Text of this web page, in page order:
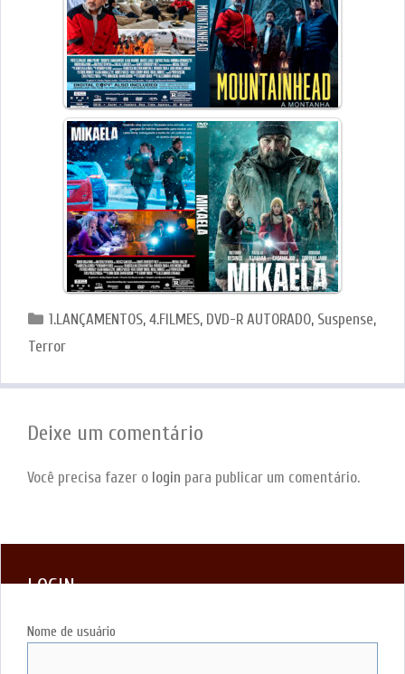
Categorias
1.LANÇAMENTOS,4.FILMES, DVD-R AUTORADO, Suspense,
Terror
Deixe um comentário
Você precisa fazer o login para publicar um comentário.
LOGIN
Nome de usuário